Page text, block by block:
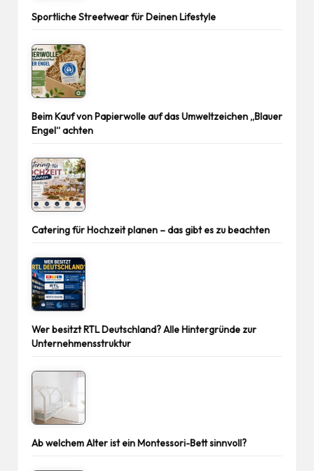
Sportliche Streetwear für Deinen Lifestyle
Beim Kauf von Papierwolle auf das Umweltzeichen „Blauer
Engel“ achten
Catering für Hochzeit planen – das gibt es zu beachten
Wer besitzt RTL Deutschland? Alle Hintergründe zur
Unternehmensstruktur
Ab welchem Alter ist ein Montessori-Bett sinnvoll?